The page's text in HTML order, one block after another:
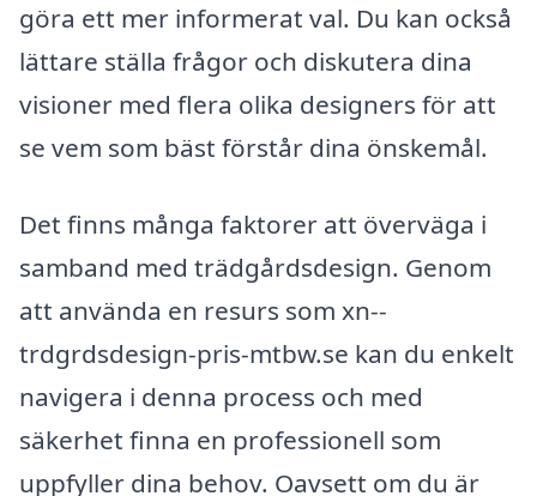
göra ett mer informerat val. Du kan också
lättare ställa frågor och diskutera dina
visioner med flera olika designers för att
se vem som bäst förstår dina önskemål.
Det finns många faktorer att överväga i
samband med trädgårdsdesign. Genom
att använda en resurs som xn--
trdgrdsdesign-pris-mtbw.se kan du enkelt
navigera i denna process och med
säkerhet finna en professionell som
uppfyller dina behov. Oavsett om du är